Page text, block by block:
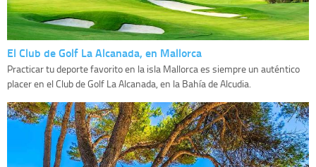
El Club de Golf La Alcanada, en Mallorca
Practicar tu deporte favorito en la isla Mallorca es siempre un auténtico
placer en el Club de Golf La Alcanada, en la Bahía de Alcudia.